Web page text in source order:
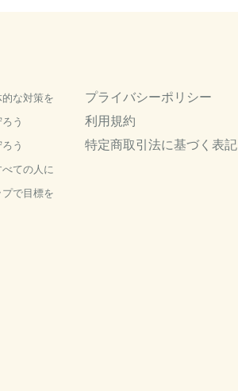
な対策を
う
う
ての人に
で目標を
プライバシーポリシー
利用規約
特定商取引法に基づく表記